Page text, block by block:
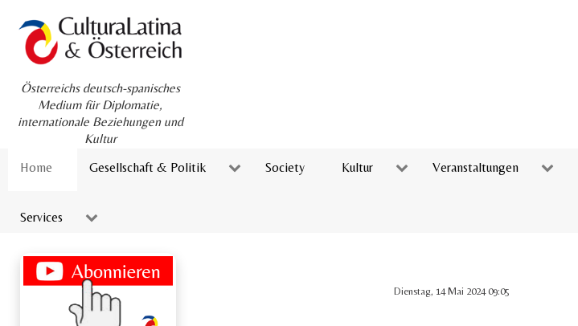
Österreichs deutsch-spanisches
Medium für Diplomatie,
internationale Beziehungen und
Kultur
Home Gesellschaft & Politik Society Kultur Veranstaltungen
Services
Dienstag, 14 Mai 2024 09:05